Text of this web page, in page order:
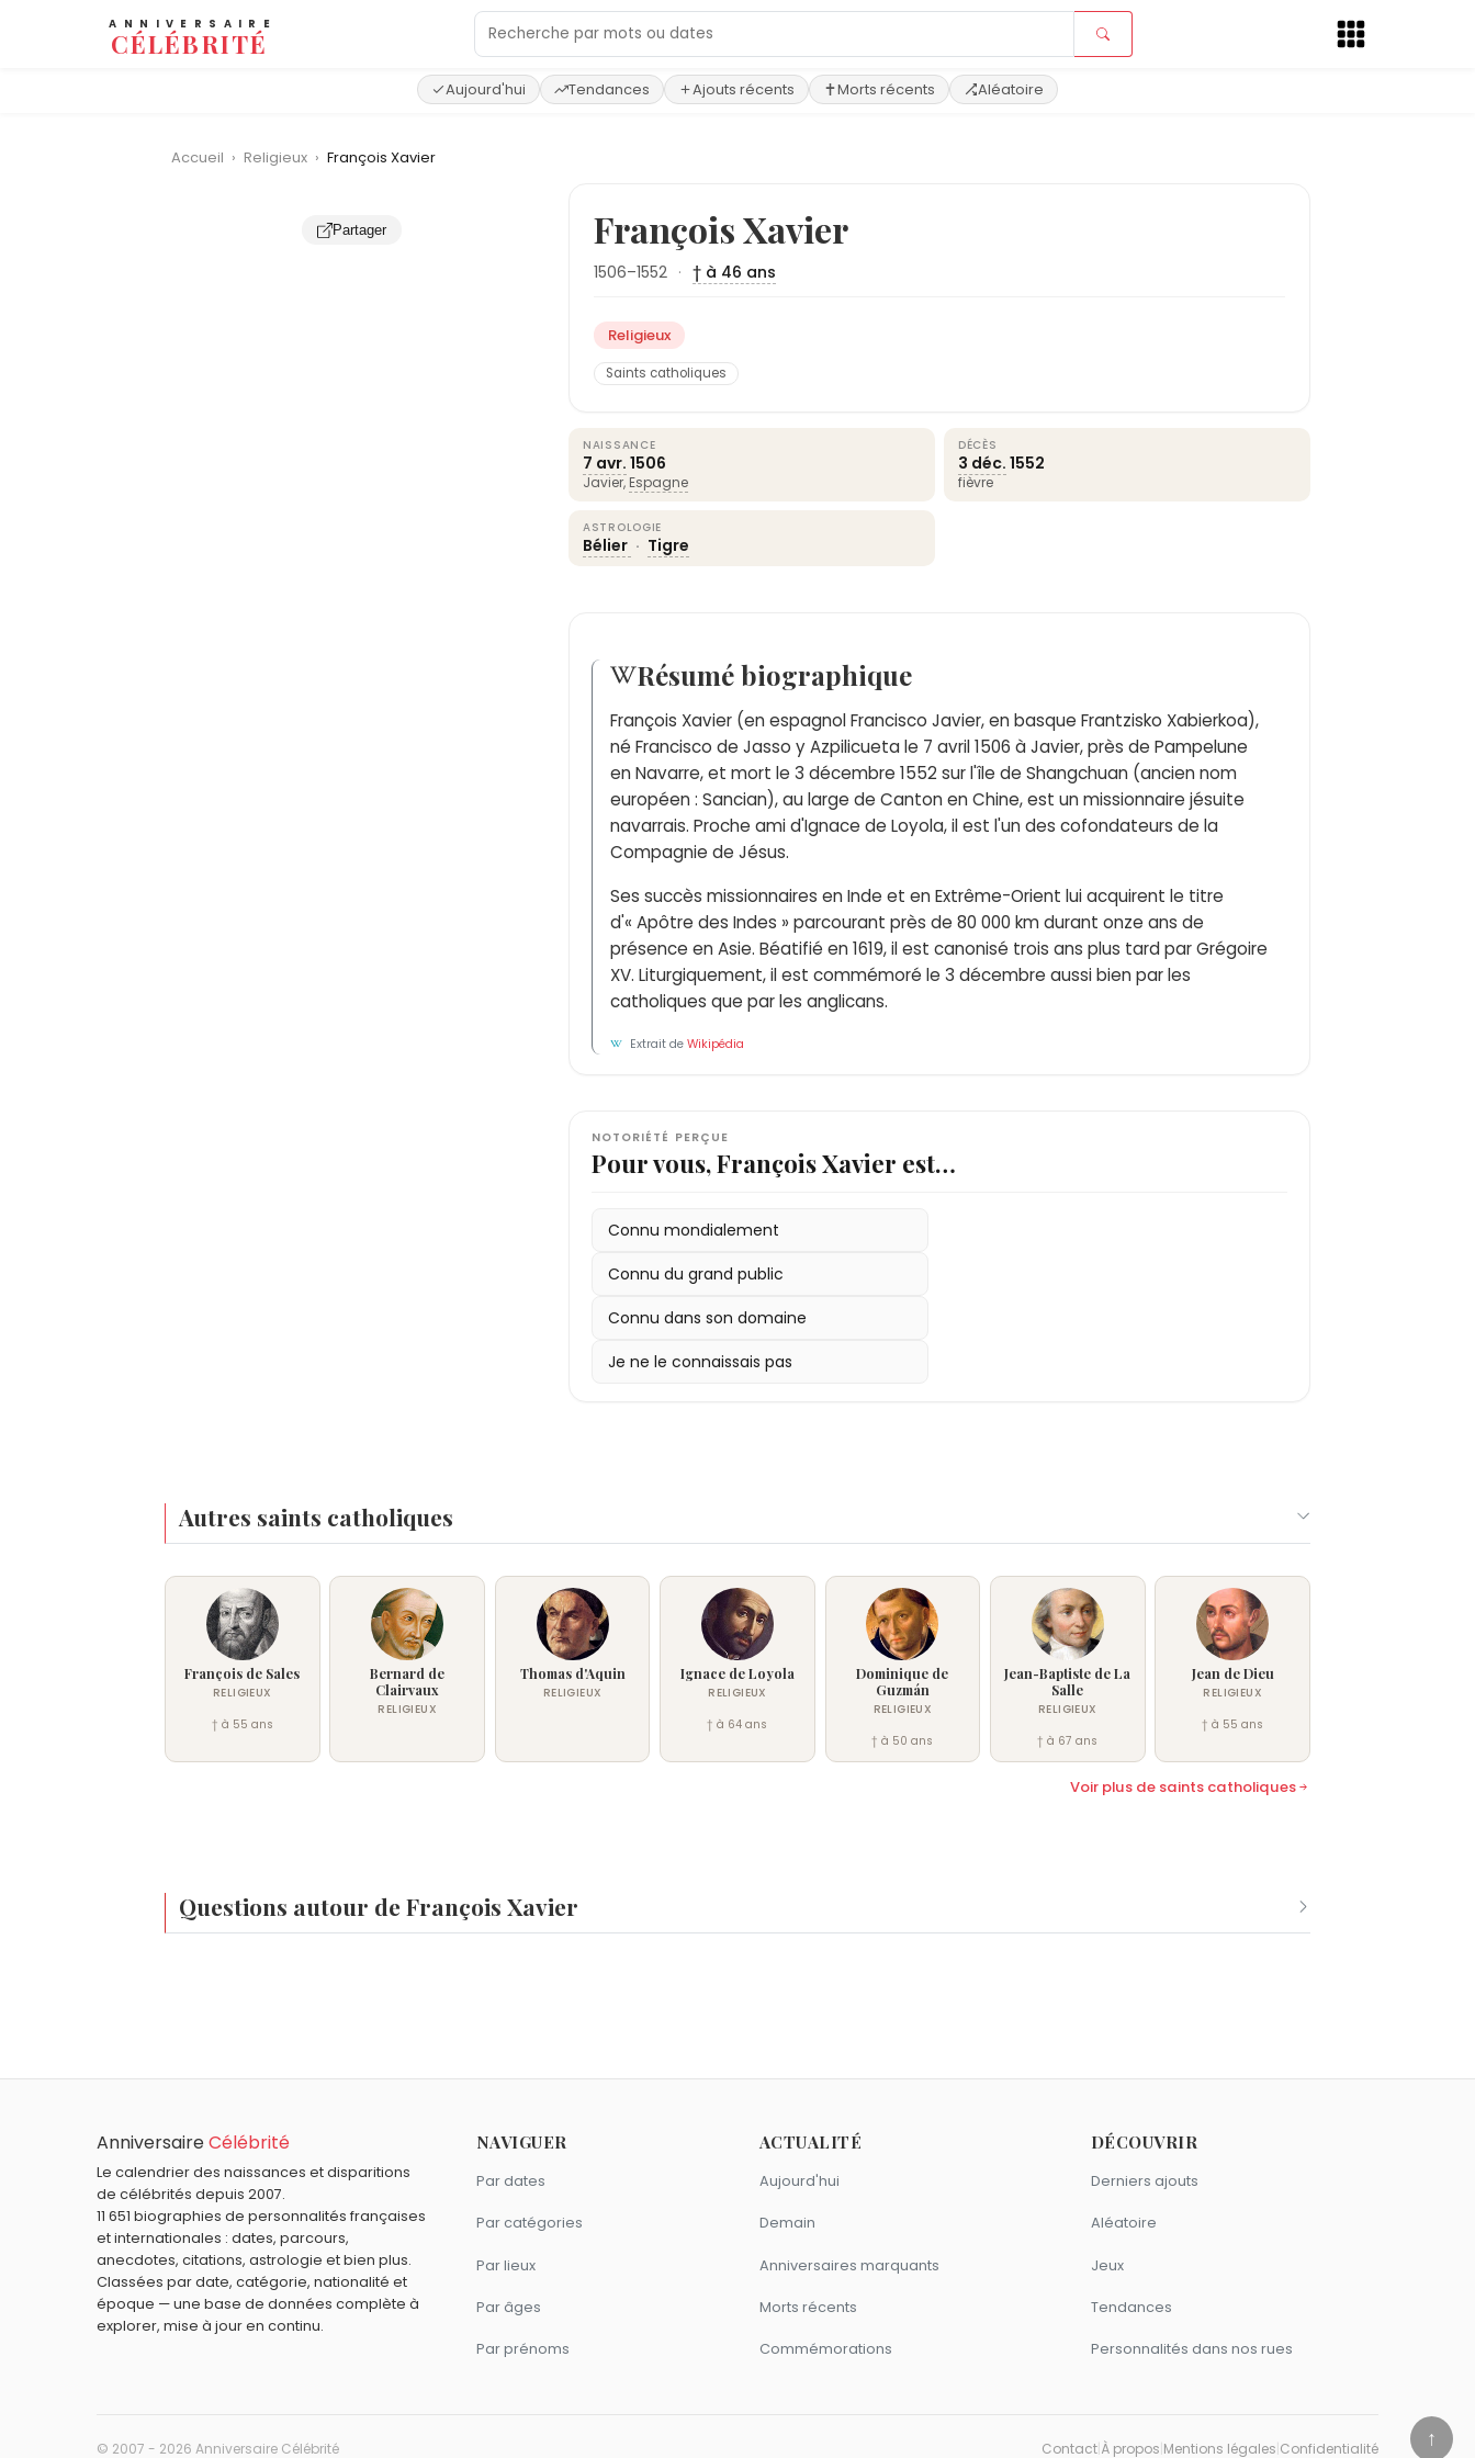
ANNIVERSAIRE
CÉLÉBRITÉ
Aujourd'hui Tendances Ajouts récents Morts récents Aléatoire
Accueil › Religieux › François Xavier
Partager François Xavier
1506–1552 · † à 46 ans
Religieux
Saints catholiques
NAISSANCE
7 avr. 1506
Javier, Espagne
DÉCÈS
3 déc. 1552
fièvre
ASTROLOGIE
Bélier · Tigre
Résumé biographique
François Xavier (en espagnol Francisco Javier, en basque Frantzisko Xabierkoa),
né Francisco de Jasso y Azpilicueta le 7 avril 1506 à Javier, près de Pampelune
en Navarre, et mort le 3 décembre 1552 sur l'île de Shangchuan (ancien nom
européen : Sancian), au large de Canton en Chine, est un missionnaire jésuite
navarrais. Proche ami d'Ignace de Loyola, il est l'un des cofondateurs de la
Compagnie de Jésus.
Ses succès missionnaires en Inde et en Extrême-Orient lui acquirent le titre
d'« Apôtre des Indes » parcourant près de 80 000 km durant onze ans de
présence en Asie. Béatifié en 1619, il est canonisé trois ans plus tard par Grégoire
XV. Liturgiquement, il est commémoré le 3 décembre aussi bien par les
catholiques que par les anglicans.
Extrait deWikipédia
NOTORIÉTÉ PERÇUE
Pour vous, François Xavier est…
Connu mondialement
Connu du grand public
Connu dans son domaine
Je ne le connaissais pas
Autres saints catholiques
François de Sales
RELIGIEUX
† à 55 ans
Bernard de
Clairvaux
RELIGIEUX
Thomas d'Aquin
RELIGIEUX
Ignace de Loyola
RELIGIEUX
† à 64 ans
Dominique de
Guzmán
RELIGIEUX
† à 50 ans
Jean-Baptiste de La
Salle
RELIGIEUX
† à 67 ans
Jean de Dieu
RELIGIEUX
† à 55 ans
Voir plus de saints catholiques
Questions autour de François Xavier
Benoît XVI,Ali Khamenei Thérèse d'Avila,Siddhartha Gautama Bérenger Saunièresont du signe Bélier.
AnniversaireCélébrité
Le calendrier des naissances et disparitions
de célébrités depuis 2007.
11 651 biographies de personnalités françaises
et internationales : dates, parcours,
anecdotes, citations, astrologie et bien plus.
Classées par date, catégorie, nationalité et
époque — une base de données complète à
explorer, mise à jour en continu.
NAVIGUER
Par dates
Par catégories
Par lieux
Par âges
Par prénoms
ACTUALITÉ
Aujourd'hui
Demain
Anniversaires marquants
Morts récents
Commémorations
DÉCOUVRIR
Derniers ajouts
Aléatoire
Jeux
Tendances
Personnalités dans nos rues
© 2007 - 2026 Anniversaire Célébrité Contact À propos Mentions légales Confidentialité ↑